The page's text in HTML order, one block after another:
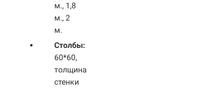
м., 1,8
м., 2
м.
Столбы:
60*60,
толщина
стенки